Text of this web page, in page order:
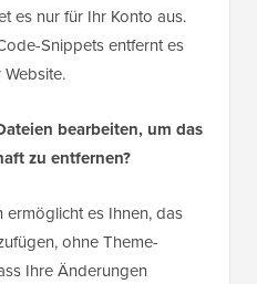
es nur für Ihr Konto aus.
Snippets entfernt es
bearbeiten, um das
zu entfernen?
ermöglicht es Ihnen, das
ohne Theme-
Ihre Änderungen